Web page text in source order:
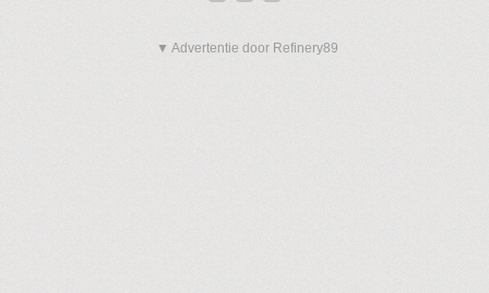
▼ Advertentie door Refinery89